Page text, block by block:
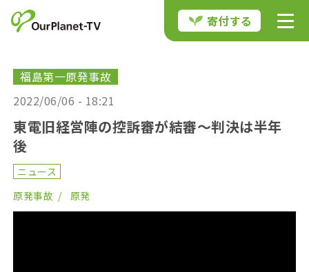
寄付する
福島第一原発事故
2022/06/06 - 18:21
東電旧経営陣の控訴審が結審〜判決は半年
後
ニュース
原発事故
原発